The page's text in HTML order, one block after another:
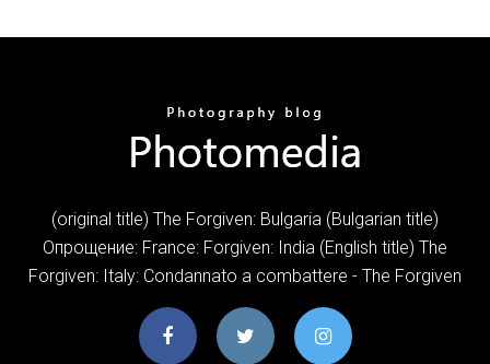
(original title) The Forgiven: Bulgaria (Bulgarian title)
Опрощение: France: Forgiven: India (English title) The
Forgiven: Italy: Condannato a combattere - The Forgiven